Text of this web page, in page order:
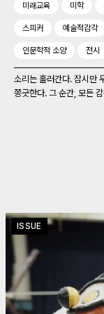
미래교육 미학
스피커 예술적감각
인문학적 소양 전시
소리는 흘러간다. 잠시만
쫑긋한다. 그 순간, 모든
ISSUE